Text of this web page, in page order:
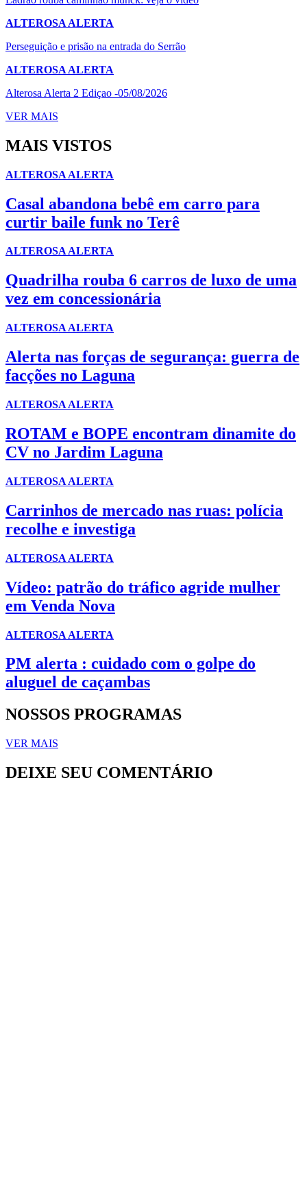
ALTEROSA ALERTA
Perseguição e prisão na entrada do Serrão
ALTEROSA ALERTA
Alterosa Alerta 2 Ediçao -05/08/2026
VER MAIS
MAIS VISTOS
ALTEROSA ALERTA
Casal abandona bebê em carro para
curtir baile funk no Terê
ALTEROSA ALERTA
Quadrilha rouba 6 carros de luxo de uma
vez em concessionária
ALTEROSA ALERTA
Alerta nas forças de segurança: guerra de
facções no Laguna
ALTEROSA ALERTA
ROTAM e BOPE encontram dinamite do
CV no Jardim Laguna
ALTEROSA ALERTA
Carrinhos de mercado nas ruas: polícia
recolhe e investiga
ALTEROSA ALERTA
Vídeo: patrão do tráfico agride mulher
em Venda Nova
ALTEROSA ALERTA
PM alerta : cuidado com o golpe do
aluguel de caçambas
NOSSOS PROGRAMAS
VER MAIS
DEIXE SEU COMENTÁRIO